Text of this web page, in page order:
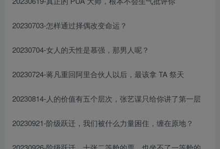
20230703-怎样通过择偶改变命运？
20230704-女人的天性是慕强，那男人呢？
20230724-蒋凡重回阿里合伙人以后，最该拿 TA 祭天
20230814-人的价值有五个层次，张艺谋只给你讲了第一层
20230921-阶级跃迁，我们被什么力量困住，缠在原地？